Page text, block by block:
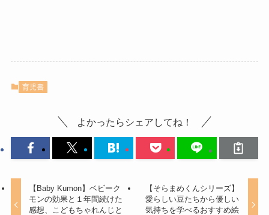
育児書
よかったらシェアしてね！
【Baby Kumon】ベビーク
モンの効果と１年間続けた
感想、こどもちゃれんじと
【そらまめくんシリーズ】
愛らしい豆たちから優しい
気持ちを学べるおすすめ絵